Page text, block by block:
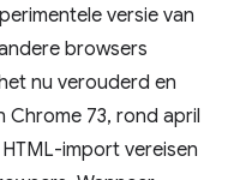
versie van
browsers
nu verouderd en
73, rond april
import vereisen